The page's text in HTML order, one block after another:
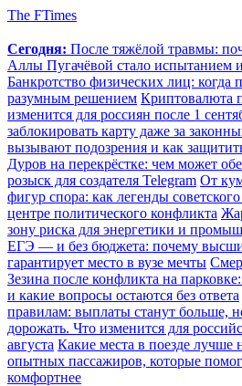
The FTimes
Сегодня: После тяжёлой травмы:
Аллы Пугачёвой стало испытанием
Банкротство физических лиц: когда
разумным решением Криптовалюта
изменится для россиян после 1
заблокировать карту даже за
вызывают подозрения и как
Дуров на перекрёстке: чем может
розыск для создателя Telegram От
фигур спора: как легенды
центре политического конфликта
зону риска для энергетики и
ЕГЭ — и без бюджета: почему
гарантирует место в вузе мечты
Зезина после конфликта на
и какие вопросы остаются без ответа
правилам: выплаты станут больше,
дорожать. Что изменится для
августа Какие места в поезде лучше
опытных пассажиров, которые
комфортнее